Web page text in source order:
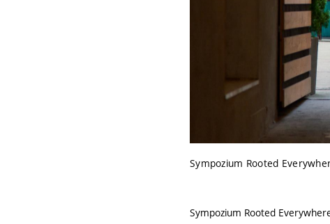
Sympozium Rooted
Sympozium Rooted